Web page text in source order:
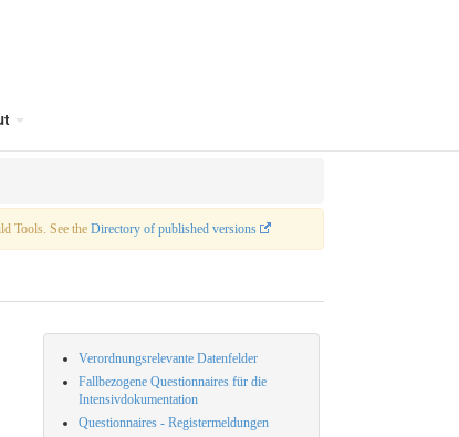
Tools. See the Directory of published versions
Verordnungsrelevante Datenfelder
Fallbezogene Questionnaires für die
Intensivdokumentation
Questionnaires - Registermeldungen